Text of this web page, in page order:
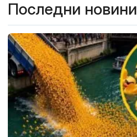
Последни новини